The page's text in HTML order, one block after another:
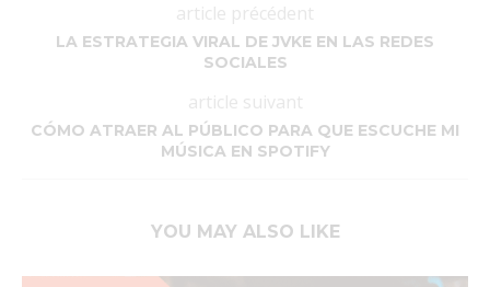
article précédent
LA ESTRATEGIA VIRAL DE JVKE EN LAS REDES
SOCIALES
article suivant
CÓMO ATRAER AL PÚBLICO PARA QUE ESCUCHE MI
MÚSICA EN SPOTIFY
YOU MAY ALSO LIKE